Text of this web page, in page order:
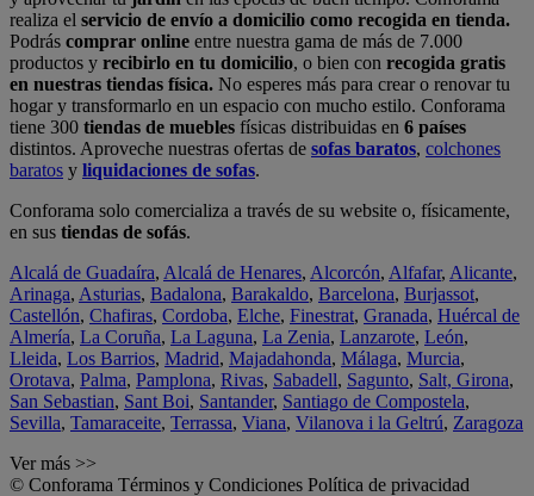
realiza el servicio de envío a domicilio como recogida en tienda.
Podrás comprar online entre nuestra gama de más de 7.000
productos y recibirlo en tu domicilio, o bien con recogida gratis
en nuestras tiendas física. No esperes más para crear o renovar tu
hogar y transformarlo en un espacio con mucho estilo. Conforama
tiene 300 tiendas de muebles físicas distribuidas en 6 países
distintos. Aproveche nuestras ofertas de sofas baratos, colchones
baratos y liquidaciones de sofas.
Conforama solo comercializa a través de su website o, físicamente,
en sus tiendas de sofás.
Alcalá de Guadaíra, Alcalá de Henares, Alcorcón, Alfafar, Alicante,
Arinaga, Asturias, Badalona, Barakaldo, Barcelona, Burjassot,
Castellón, Chafiras, Cordoba, Elche, Finestrat, Granada, Huércal de
Almería, La Coruña, La Laguna, La Zenia, Lanzarote, León,
Lleida, Los Barrios, Madrid, Majadahonda, Málaga, Murcia,
Orotava, Palma, Pamplona, Rivas, Sabadell, Sagunto, Salt, Girona,
San Sebastian, Sant Boi, Santander, Santiago de Compostela,
Sevilla, Tamaraceite, Terrassa, Viana, Vilanova i la Geltrú, Zaragoza
Ver más >>
© Conforama Términos y Condiciones Política de privacidad